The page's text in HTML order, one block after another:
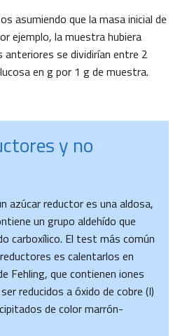
asumiendo que la masa inicial de
ejemplo, la muestra hubiera
se dividirían entre 2
en g por 1 g de muestra.
y no
azúcar reductor es una aldosa,
un grupo aldehído que
carboxílico. El test más común
es calentarlos en
Fehling, que contienen iones
reducidos a óxido de cobre (I)
de color marrón-